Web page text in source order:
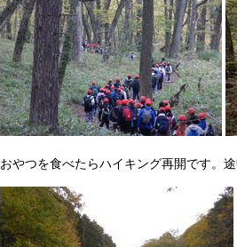
おやつを食べたらハイキング再開です。